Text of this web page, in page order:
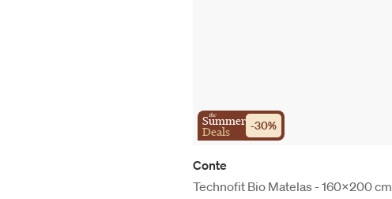
the
Summer
Deals -30%
Conte
Technofit Bio Matelas - 160x200 cm